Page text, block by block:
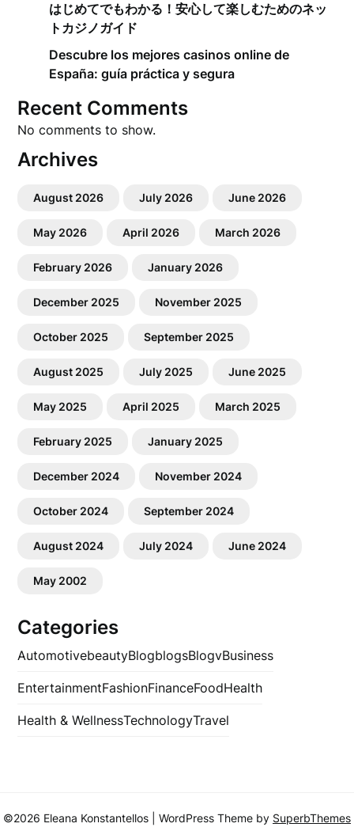
はじめてでもわかる！安心して楽しむためのネッ
トカジノガイド
Descubre los mejores casinos online de
España: guía práctica y segura
Recent Comments
No comments to show.
Archives
August 2026 July 2026 June 2026
May 2026 April 2026 March 2026
February 2026 January 2026
December 2025 November 2025
October 2025 September 2025
August 2025 July 2025 June 2025
May 2025 April 2025 March 2025
February 2025 January 2025
December 2024 November 2024
October 2024 September 2024
August 2024 July 2024 June 2024
May 2002
Categories
AutomotivebeautyBlogblogsBlogvBusiness
EntertainmentFashionFinanceFoodHealth
Health & WellnessTechnologyTravel
©2026 Eleana Konstantellos | WordPress Theme by SuperbThemes